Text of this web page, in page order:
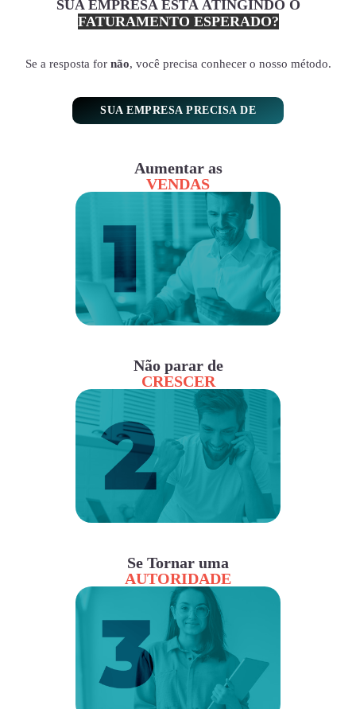
SUA EMPRESA ESTÁ ATINGINDO O
FATURAMENTO ESPERADO?
Se a resposta for não, você precisa conhecer o nosso método.
SUA EMPRESA PRECISA DE
Aumentar as
VENDAS
Não parar de
CRESCER
Se Tornar uma
AUTORIDADE